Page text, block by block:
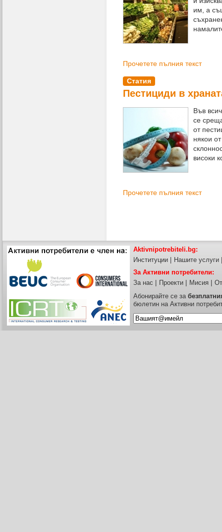
им, а
Прочетете пълния текст
Статия
Пестициди в
Във
се
от
някои
високи
Прочетете пълния текст
Aktivnipotrebiteli.bg:
Институции
Нашите услуги
За Активни потребители:
За нас
Проекти Мисия
Абонирайте се за
бюлетин на Активни